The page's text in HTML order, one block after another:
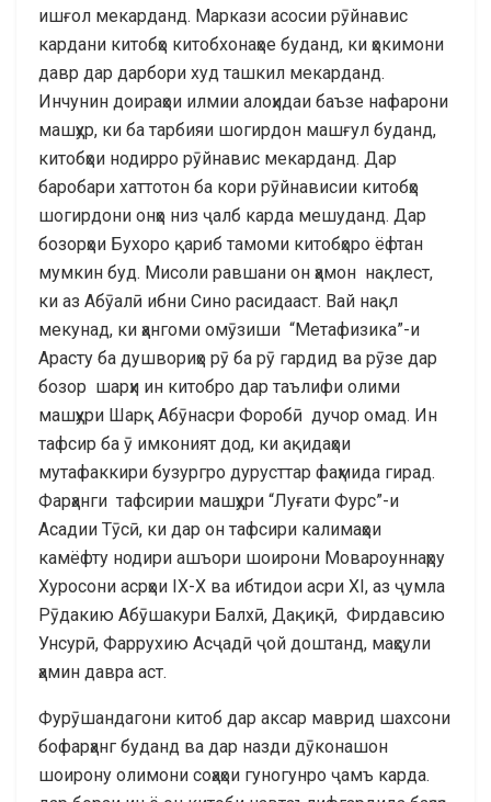
ишғол мекарданд. Маркази асосии рӯйнавис
кардани китобҳо китобхонаҳое буданд, ки ҳокимони
давр дар дарбори худ ташкил мекарданд.
Инчунин доираҳои илмии алоҳидаи баъзе нафарони
машҳур, ки ба тарбияи шогирдон машғул буданд,
китобҳои нодирро рӯйнавис мекарданд. Дар
баробари хаттотон ба кори рӯйнависии китобҳо
шогирдони онҳо низ ҷалб карда мешуданд. Дар
бозорҳои Бухоро қариб тамоми китобҳоро ёфтан
мумкин буд. Мисоли равшани он ҳамон нақлест,
ки аз Абӯалӣ ибни Сино расидааст. Вай нақл
мекунад, ки ҳангоми омӯзиши “Метафизика”-и
Арасту ба душвориҳо рӯ ба рӯ гардид ва рӯзе дар
бозор шарҳи ин китобро дар таълифи олими
машҳури Шарқ Абӯнасри Форобӣ дучор омад. Ин
тафсир ба ӯ имконият дод, ки ақидаҳои
мутафаккири бузургро дурусттар фаҳмида гирад.
Фарҳанги тафсирии машҳури “Луғати Фурс”-и
Асадии Тӯсӣ, ки дар он тафсири калимаҳои
камёфту нодири ашъори шоирони Мовароуннаҳру
Хуросони асрҳои IX-X ва ибтидои асри XI, аз ҷумла
Рӯдакию Абӯшакури Балхӣ, Дақиқӣ, Фирдавсию
Унсурӣ, Фаррухию Асҷадӣ ҷой доштанд, маҳсули
ҳамин давра аст.
Фурӯшандагони китоб дар аксар маврид шахсони
бофарҳанг буданд ва дар назди дӯконашон
шоирону олимони соҳаҳои гуногунро ҷамъ карда.